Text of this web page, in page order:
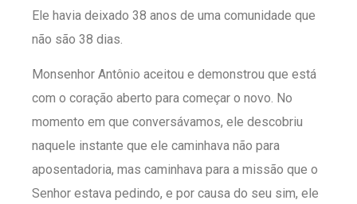
Ele havia deixado 38 anos de uma comunidade que
não são 38 dias.
Monsenhor Antônio aceitou e demonstrou que está
com o coração aberto para começar o novo. No
momento em que conversávamos, ele descobriu
naquele instante que ele caminhava não para
aposentadoria, mas caminhava para a missão que o
Senhor estava pedindo, e por causa do seu sim, ele